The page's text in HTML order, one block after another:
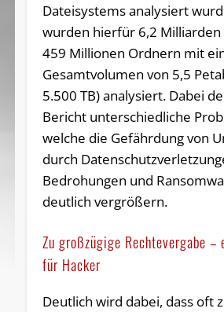
Dateisystems analysiert
wurden hierfür 6,2 Milliarden
459 Millionen Ordnern mit
Gesamtvolumen von 5,5
5.500 TB) analysiert. Dabei
Bericht unterschiedliche
welche die Gefährdung von
durch
Bedrohungen und
deutlich vergrößern.
Zu großzügige Rechtevergabe
für Hacker
Deutlich wird dabei, dass oft